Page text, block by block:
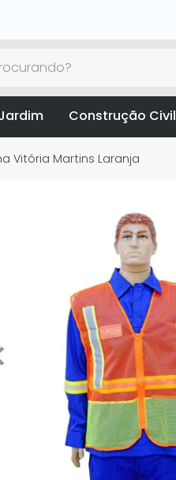
Construção Civil
Vitória Martins Laranja